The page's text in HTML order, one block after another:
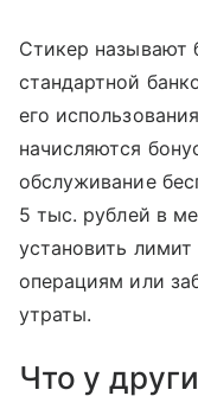
Стикер называют
стандартной
его
начисляются
обслуживание
5 тыс. рублей в
установить
операциям или
утраты.
Что у